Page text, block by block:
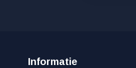
Informatie